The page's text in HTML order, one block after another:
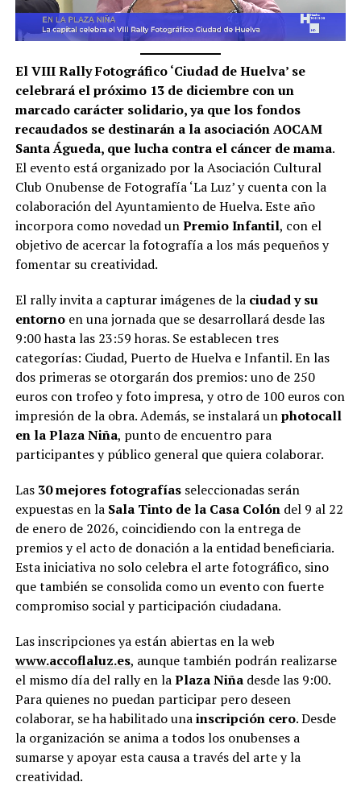
El VIII Rally Fotográfico ‘Ciudad de Huelva’ se
celebrará el próximo 13 de diciembre con un
marcado carácter solidario, ya que los fondos
recaudados se destinarán a la asociación AOCAM
Santa Águeda, que lucha contra el cáncer de mama.
El evento está organizado por la Asociación Cultural
Club Onubense de Fotografía ‘La Luz’ y cuenta con la
colaboración del Ayuntamiento de Huelva. Este año
incorpora como novedad unPremio Infantil, con el
objetivo de acercar la fotografía a los más pequeños y
fomentar su creatividad.
El rally invita a capturar imágenes de la ciudad y su
entornoen una jornada que se desarrollará desde las
9:00 hasta las 23:59 horas. Se establecen tres
categorías: Ciudad, Puerto de Huelva e Infantil. En las
dos primeras se otorgarán dos premios: uno de 250
euros con trofeo y foto impresa, y otro de 100 euros con
impresión de la obra. Además, se instalará unphotocall
en la Plaza Niña, punto de encuentro para
participantes y público general que quiera colaborar.
Las 30 mejores fotografíasseleccionadas serán
expuestas en la Sala Tinto de la Casa Colóndel 9 al 22
de enero de 2026, coincidiendo con la entrega de
premios y el acto de donación a la entidad beneficiaria.
Esta iniciativa no solo celebra el arte fotográfico, sino
que también se consolida como un evento con fuerte
compromiso social y participación ciudadana.
Las inscripciones ya están abiertas en la web
www.accoflaluz.es, aunque también podrán realizarse
el mismo día del rally en laPlaza Niñadesde las 9:00.
Para quienes no puedan participar pero deseen
colaborar, se ha habilitado unainscripción cero. Desde
la organización se anima a todos los onubenses a
sumarse y apoyar esta causa a través del arte y la
creatividad.